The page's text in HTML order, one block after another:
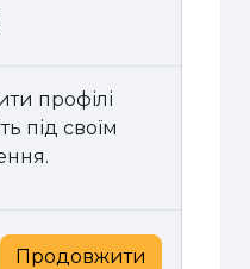
профілі
під своїм
Продовжити